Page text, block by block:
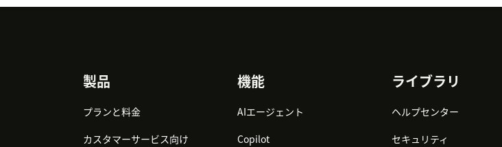
製品
プランと料金
カスタマーサービス向け
機能
AIエージェント
Copilot
ライブラリ
ヘルプセンター
セキュリティ